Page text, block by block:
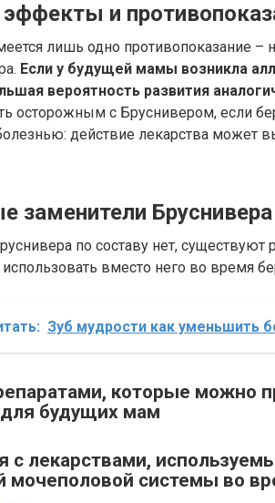
и
лишь одно противопоказание –
Если у будущей мамы возникла
вероятность развития
осторожным с Бруснивером, если
действие лекарства может
заменители Бруснивера
по составу нет,
вместо него во время
Зуб мудрости как уменьшить
которые можно
будущих мам
с лекарствами,
мочеполовой системы во